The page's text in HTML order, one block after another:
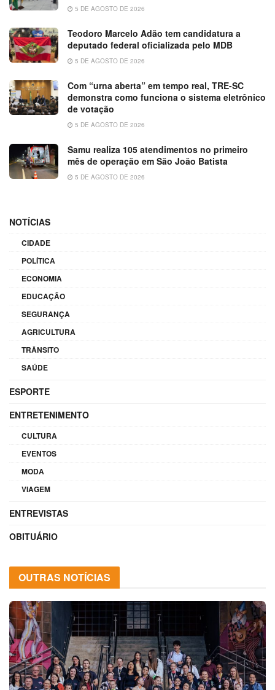
5 DE AGOSTO DE 2026
Teodoro Marcelo Adão tem candidatura a
deputado federal oficializada pelo MDB
5 DE AGOSTO DE 2026
Com “urna aberta” em tempo real, TRE-SC
demonstra como funciona o sistema eletrônico
de votação
5 DE AGOSTO DE 2026
Samu realiza 105 atendimentos no primeiro
mês de operação em São João Batista
5 DE AGOSTO DE 2026
NOTÍCIAS
CIDADE
POLÍTICA
ECONOMIA
EDUCAÇÃO
SEGURANÇA
AGRICULTURA
TRÂNSITO
SAÚDE
ESPORTE
ENTRETENIMENTO
CULTURA
EVENTOS
MODA
VIAGEM
ENTREVISTAS
OBITUÁRIO
OUTRAS NOTÍCIAS